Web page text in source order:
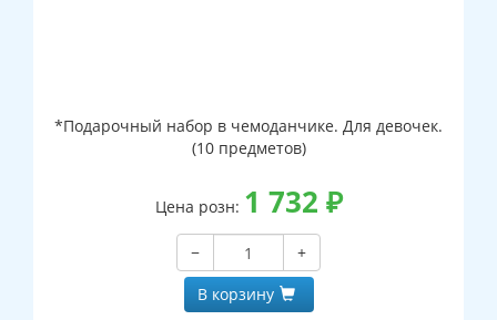
*Подарочный набор в чемоданчике. Для девочек.
(10 предметов)
Цена розн: 1 732 ₽
−
+
В корзину